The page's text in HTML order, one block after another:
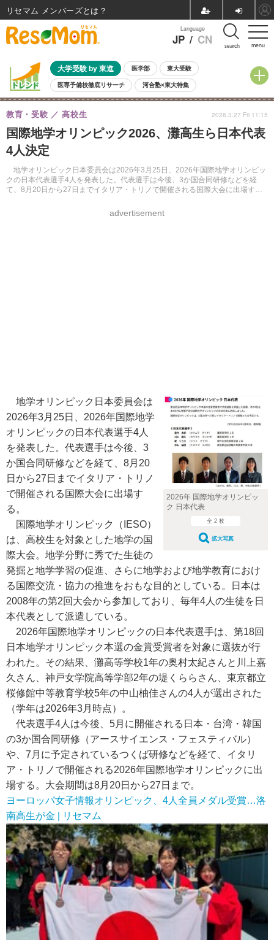
menu
Language
JP / CN search
大学受験 by 東進 医学部 東大受験
医専予備校徹底リサーチ 河合塾×東大特集
親子で考える大学選び 高校受験 中学受験 小学校受験
共通テスト 夏休み
8月開催イベント・WS 全国公立高校 過去問 人気記事
自由研究教材（小学生向け）
国際地学オリンピック2026、灘高生ら日本代表
4人決定
地学オリンピック日本委員会は2026年3月25日、2026年国際地学オリンピッ
クの日本代表選手4人を発表した。代表選手は今後、3か国合同研修などを経
て、8月20日から27日までイタリア・トリノで開催される国際大会に出場す
教育・受験 高校生
advertisement
2026.3.27 Fri 11:15
2026年 国際地学オリンピッ
ク 日本代表
全 2 枚
拡大写真
地学オリンピック日本委員会は
2026年3月25日、2026年国際地学
オリンピックの日本代表選手4人
を発表した。代表選手は今後、3
か国合同研修などを経て、8月20
日から27日までイタリア・トリノ
で開催される国際大会に出場す
る。
国際地学オリンピック（IESO）
は、高校生を対象とした地学の国
際大会。地学分野に秀でた生徒の
発掘と地学学習の促進、さらに地学および地学教育におけ
る国際交流・協力の推進をおもな目的としている。日本は
2008年の第2回大会から参加しており、毎年4人の生徒を日
本代表として派遣している。
2026年国際地学オリンピックの日本代表選手は、第18回
日本地学オリンピック本選の金賞受賞者を対象に選抜が行
われた。その結果、灘高等学校1年の奥村太紀さんと川上嘉
久さん、神戸女学院高等学部2年の堤くららさん、東京都立
桜修館中等教育学校5年の中山柚佳さんの4人が選出された
（学年は2026年3月時点）。
代表選手4人は今後、5月に開催される日本・台湾・韓国
の3か国合同研修（アースサイエンス・フェスティバル）
や、7月に予定されているつくば研修などを経て、イタリ
ア・トリノで開催される2026年国際地学オリンピックに出
場する。大会期間は8月20日から27日まで。
ヨーロッパ女子情報オリンピック、4人全員メダル受賞…洛
南高生が金 | リセマム
リセマム メンバーズ